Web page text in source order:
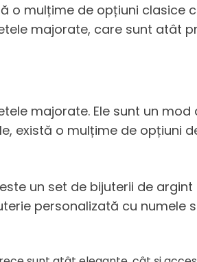
mulțime de opțiuni clasice
majorate, care sunt atât
majorate. Ele sunt un
există o mulțime de opțiuni
un set de bijuterii de
personalizată cu numele